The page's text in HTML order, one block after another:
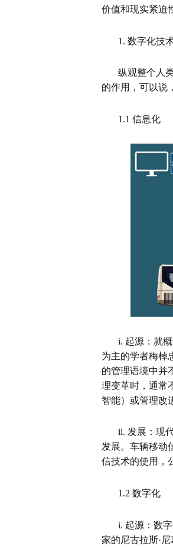
价值和现实紧迫
1. 数字化技
纵观整个人
的作用，可以说
1.1 信息化
i. 起源： 就
为主的学者梅棹
的管理语境中并
理变革时，通常
智能）或管理改
ii. 发展： 现
发展。车辆移动
信技术的使用，
1.2 数字化
i. 起源： 数
家的尼古拉斯·